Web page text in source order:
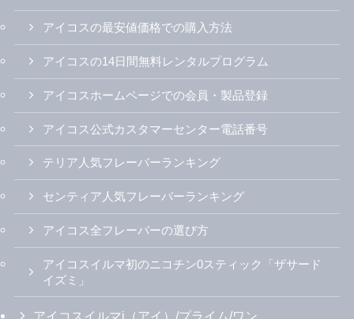
450円で異次元の爽快感！グ
ローハイパーのラッキースト
ライクダークメンソールの味
わい感想
グローハイパーX2の充電方法
は？充電できない時の対処法
や必要な時間、車での充電に
ついても解説！
【glo hyper】ネオ8種類のフ
レーバーを吸い比べ！おすす
【説明書】アイコスイルマワ
付きで解説